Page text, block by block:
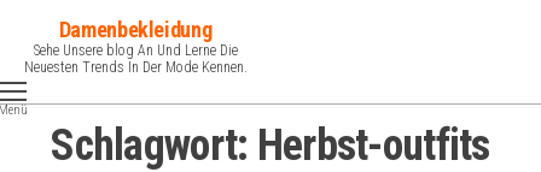
Inhalt
springen
Damenbekleidung
Sehe Unsere blog An Und Lerne Die
Neuesten Trends In Der Mode Kennen.
Schlagwort: Herbst-outfits